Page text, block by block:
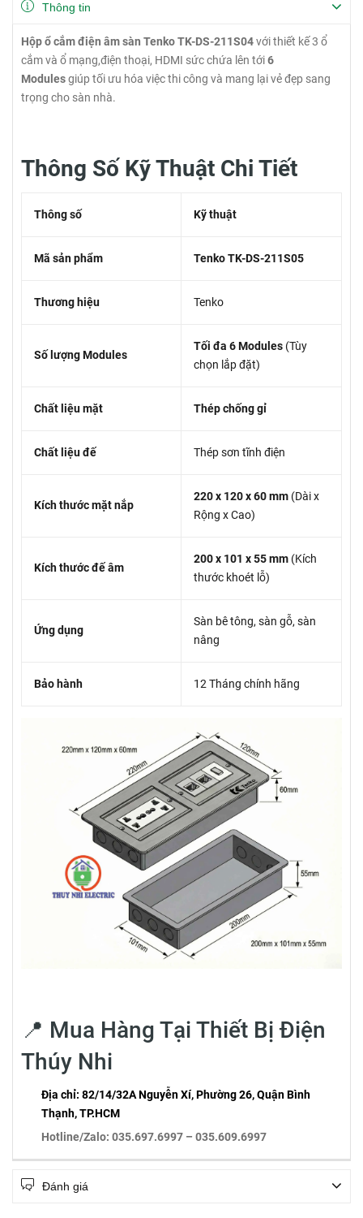
Thông tin
Hộp ổ cắm điện âm sàn Tenko TK-DS-211S04với thiết kế 3 ổ
cắm và ổ mạng,điện thoại, HDMI sức chứa lên tới6
Modulesgiúp tối ưu hóa việc thi công và mang lại vẻ đẹp sang
trọng cho sàn nhà.
Thông Số Kỹ Thuật Chi Tiết
Thông số Kỹ thuật
Mã sản phẩm Tenko TK-DS-211S05
Thương hiệu Tenko
Số lượng Modules
Tối đa 6 Modules (Tùy
chọn lắp đặt)
Chất liệu mặt Thép chống gỉ
Chất liệu đế Thép sơn tĩnh điện
Kích thước mặt nắp
220 x 120 x 60 mm (Dài x
Rộng x Cao)
Kích thước đế âm
200 x 101 x 55 mm (Kích
thước khoét lỗ)
Ứng dụng
Sàn bê tông, sàn gỗ, sàn
nâng
Bảo hành 12 Tháng chính hãng
📍 Mua Hàng Tại Thiết Bị Điện
Thúy Nhi
Địa chỉ: 82/14/32A Nguyễn Xí, Phường 26, Quận Bình
Thạnh, TP.HCM
Hotline/Zalo: 035.697.6997 – 035.609.6997
Đánh giá